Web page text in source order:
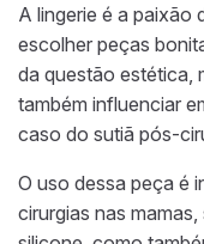
A lingerie é a paixão
escolher peças
da questão estética,
também influenciar
caso do sutiã pós-
O uso dessa peça é
cirurgias nas